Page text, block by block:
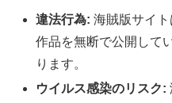
違法行為: 海賊版サイト
作品を無断で公開して
ります。
ウイルス感染のリスク: